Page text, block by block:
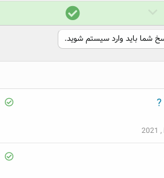
ا
ی
م
ف
پ
ا
س
خ
ر
شما باید وارد سیستم شوید.
S
e
2021 ,
S